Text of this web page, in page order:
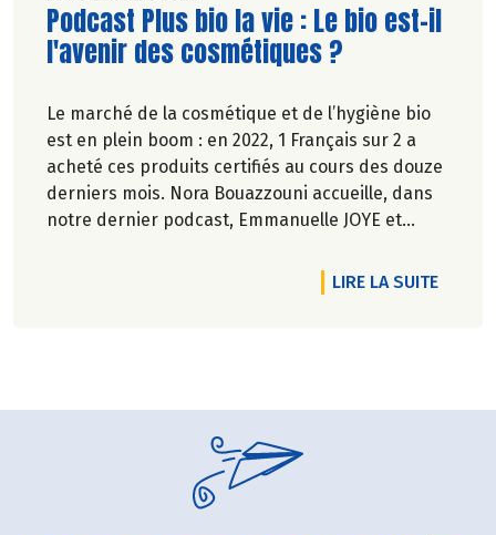
Lire la suite de l'article
Podcast Plus bio la vie : Le bio est-il
l'avenir des cosmétiques ?
Le marché de la cosmétique et de l’hygiène bio
est en plein boom : en 2022, 1 Français sur 2 a
acheté ces produits certifiés au cours des douze
derniers mois. Nora Bouazzouni accueille, dans
notre dernier podcast, Emmanuelle JOYE et
ne s’agit pas que de composition des produits,
mais aussi de créer un écosystème plus vertueux
LIRE LA SUITEDE